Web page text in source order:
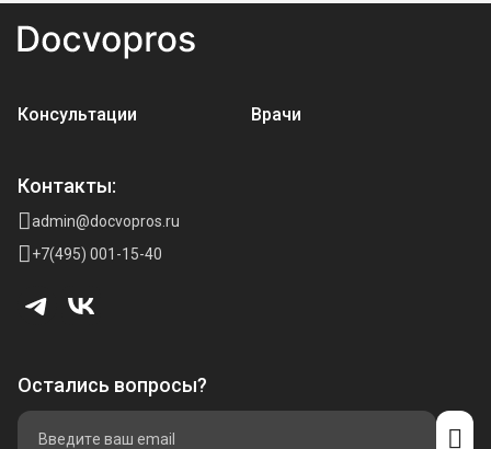
Консультации Врачи
Контакты:
admin@docvopros.ru
+7(495) 001-15-40
Остались вопросы?